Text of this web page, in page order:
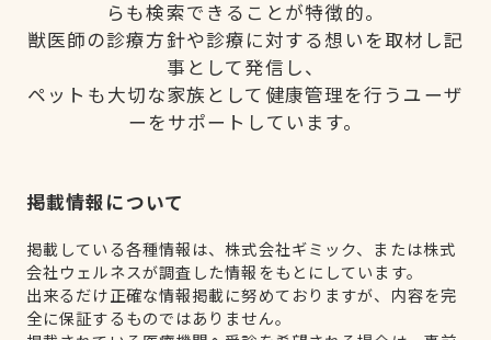
らも検索できることが特徴的。
獣医師の診療方針や診療に対する想いを取材し記
事として発信し、
ペットも大切な家族として健康管理を行うユーザ
ーをサポートしています。
掲載情報について
掲載している各種情報は、株式会社ギミック、または株式
会社ウェルネスが調査した情報をもとにしています。
出来るだけ正確な情報掲載に努めておりますが、内容を完
全に保証するものではありません。